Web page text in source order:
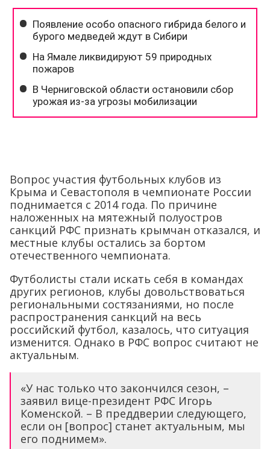
Вопрос участия футбольных клубов из
Крыма и Севастополя в чемпионате России
поднимается с 2014 года. По причине
наложенных на мятежный полуостров
санкций РФС признать крымчан отказался, и
местные клубы остались за бортом
отечественного чемпионата.
Футболисты стали искать себя в командах
других регионов, клубы довольствоваться
региональными состязаниями, но после
распространения санкций на весь
российский футбол, казалось, что ситуация
изменится. Однако в РФС вопрос считают не
актуальным.
«У нас только что закончился сезон, –
заявил вице-президент РФС Игорь
Коменской. – В преддверии следующего,
если он [вопрос] станет актуальным, мы
его поднимем».